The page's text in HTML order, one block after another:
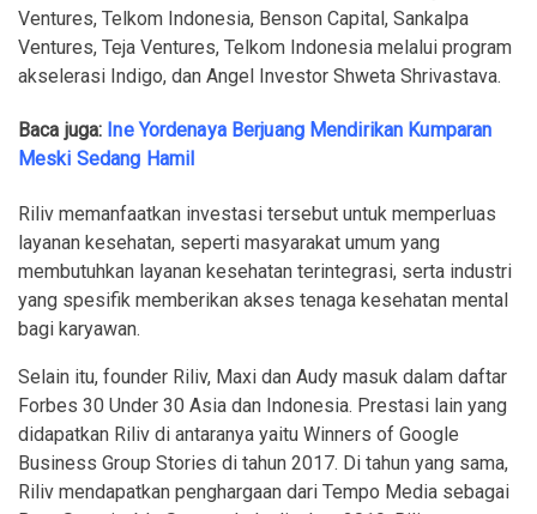
Ventures, Telkom Indonesia, Benson Capital, Sankalpa
Ventures, Teja Ventures, Telkom Indonesia melalui program
akselerasi Indigo, dan Angel Investor Shweta Shrivastava.
Baca juga: Ine Yordenaya Berjuang Mendirikan Kumparan
Meski Sedang Hamil
Riliv memanfaatkan investasi tersebut untuk memperluas
layanan kesehatan, seperti masyarakat umum yang
membutuhkan layanan kesehatan terintegrasi, serta industri
yang spesifik memberikan akses tenaga kesehatan mental
bagi karyawan.
Selain itu, founder Riliv, Maxi dan Audy masuk dalam daftar
Forbes 30 Under 30 Asia dan Indonesia. Prestasi lain yang
didapatkan Riliv di antaranya yaitu Winners of Google
Business Group Stories di tahun 2017. Di tahun yang sama,
Riliv mendapatkan penghargaan dari Tempo Media sebagai